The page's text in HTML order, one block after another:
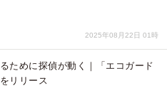
2025年08月22日 01時
ために探偵が動く｜「エコガード
リリース